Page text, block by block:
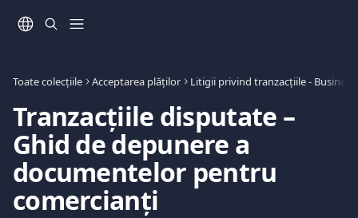
Toate colecțiile Acceptarea plăților Litigii privind tranzacțiile - Business
Tranzacțiile disputate –
Ghid de depunere a
documentelor pentru
comercianți